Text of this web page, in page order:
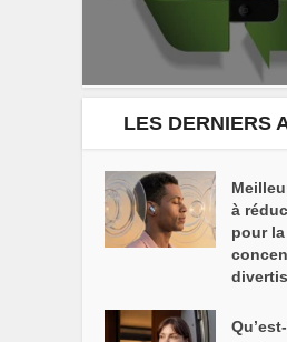
LES DERNIERS
à
pour la